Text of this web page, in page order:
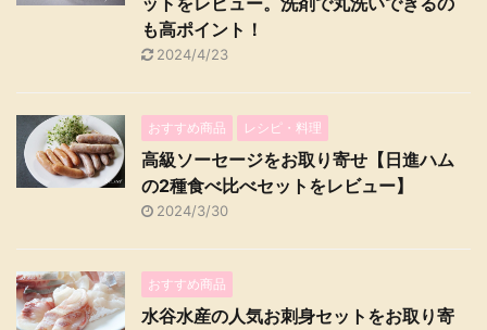
も高ポイント！
2024/4/23
おすすめ商品 レシピ・料理
高級ソーセージをお取り寄せ【日進ハム
の2種食べ比べセットをレビュー】
2024/3/30
おすすめ商品
水谷水産の人気お刺身セットをお取り寄